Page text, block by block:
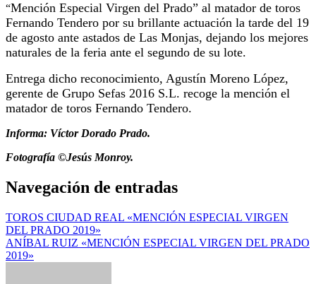
“Mención Especial Virgen del Prado” al matador de toros
Fernando Tendero por su brillante actuación la tarde del 19
de agosto ante astados de Las Monjas, dejando los mejores
naturales de la feria ante el segundo de su lote.
Entrega dicho reconocimiento, Agustín Moreno López,
gerente de Grupo Sefas 2016 S.L. recoge la mención el
matador de toros Fernando Tendero.
Informa: Víctor Dorado Prado.
Fotografía ©Jesús Monroy.
Navegación de entradas
TOROS CIUDAD REAL «MENCIÓN ESPECIAL VIRGEN
DEL PRADO 2019»
ANÍBAL RUIZ «MENCIÓN ESPECIAL VIRGEN DEL PRADO
2019»